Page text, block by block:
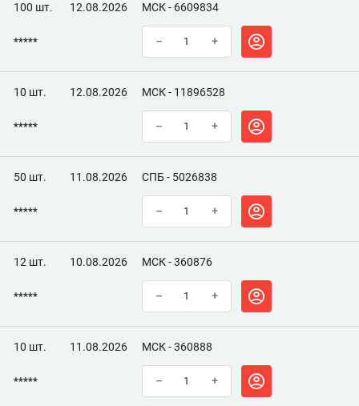
100 шт. 12.08.2026 МСК - 6609834
***** – +
10 шт. 12.08.2026 МСК - 11896528
***** – +
50 шт. 11.08.2026 СПБ - 5026838
***** – +
12 шт. 10.08.2026 МСК - 360876
***** – +
10 шт. 11.08.2026 МСК - 360888
***** – +